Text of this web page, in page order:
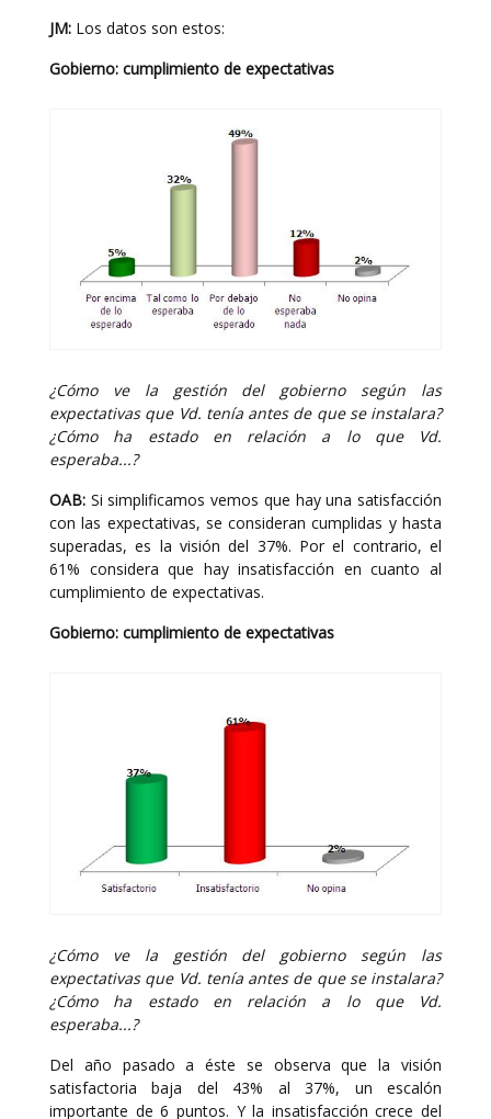
JM: Los datos son estos:
Gobierno: cumplimiento de expectativas
¿Cómo ve la gestión del gobierno según las
expectativas que Vd. tenía antes de que se instalara?
¿Cómo ha estado en relación a lo que Vd.
esperaba...?
OAB: Si simplificamos vemos que hay una satisfacción
con las expectativas, se consideran cumplidas y hasta
superadas, es la visión del 37%. Por el contrario, el
61% considera que hay insatisfacción en cuanto al
cumplimiento de expectativas.
Gobierno: cumplimiento de expectativas
¿Cómo ve la gestión del gobierno según las
expectativas que Vd. tenía antes de que se instalara?
¿Cómo ha estado en relación a lo que Vd.
esperaba...?
Del año pasado a éste se observa que la visión
satisfactoria baja del 43% al 37%, un escalón
importante de 6 puntos. Y la insatisfacción crece del